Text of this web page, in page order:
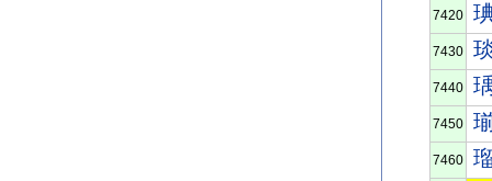
7420
7430
7440
7450
7460